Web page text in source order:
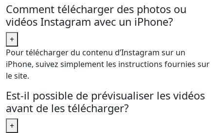
Comment télécharger des photos ou
vidéos Instagram avec un iPhone?
+
Pour télécharger du contenu d’Instagram sur un
iPhone, suivez simplement les instructions fournies sur
le site.
Est-il possible de prévisualiser les vidéos
avant de les télécharger?
+